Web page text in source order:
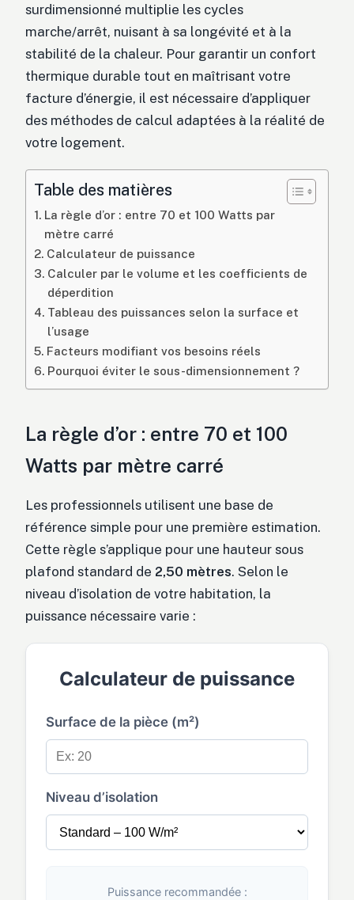
surdimensionné multiplie les cycles
marche/arrêt, nuisant à sa longévité et à la
stabilité de la chaleur. Pour garantir un confort
thermique durable tout en maîtrisant votre
facture d’énergie, il est nécessaire d’appliquer
des méthodes de calcul adaptées à la réalité de
votre logement.
Table des matières
La règle d’or : entre 70 et 100 Watts par
mètre carré
Calculateur de puissance
Calculer par le volume et les coefficients de
déperdition
Tableau des puissances selon la surface et
l’usage
Facteurs modifiant vos besoins réels
Pourquoi éviter le sous-dimensionnement ?
La règle d’or : entre 70 et 100
Watts par mètre carré
Les professionnels utilisent une base de
référence simple pour une première estimation.
Cette règle s’applique pour une hauteur sous
plafond standard de 2,50 mètres. Selon le
niveau d’isolation de votre habitation, la
puissance nécessaire varie :
Calculateur de puissance
Surface de la pièce (m²)
Niveau d’isolation
Puissance recommandée :